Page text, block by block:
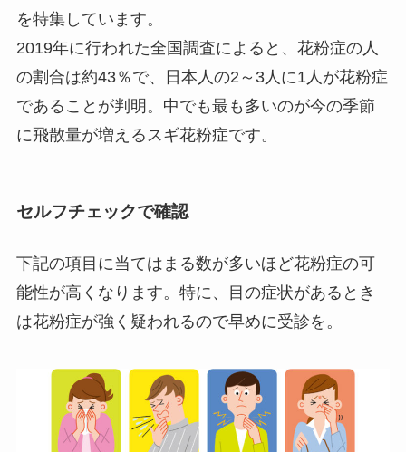
を特集しています。
2019年に行われた全国調査によると、花粉症の人
の割合は約43％で、日本人の2～3人に1人が花粉症
であることが判明。中でも最も多いのが今の季節
に飛散量が増えるスギ花粉症です。
セルフチェックで確認
下記の項目に当てはまる数が多いほど花粉症の可
能性が高くなります。特に、目の症状があるとき
は花粉症が強く疑われるので早めに受診を。